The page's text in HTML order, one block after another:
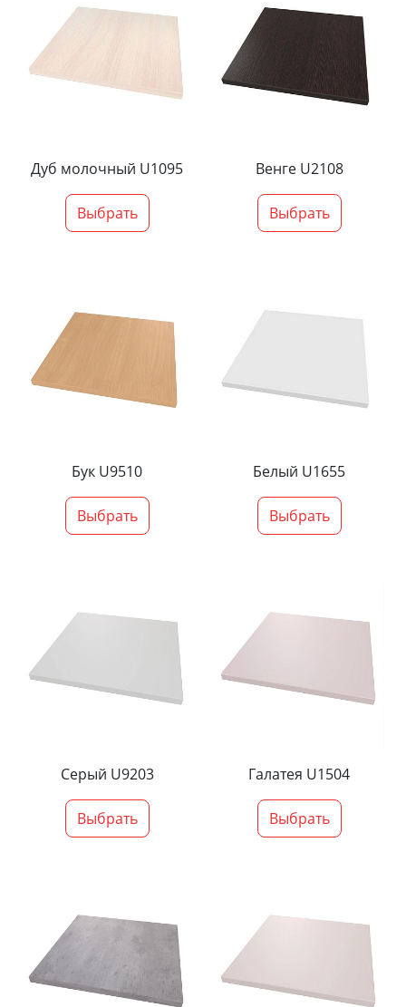
Дуб молочный U1095
Выбрать
Венге U2108
Выбрать
Бук U9510
Выбрать
Белый U1655
Выбрать
Серый U9203
Выбрать
Галатея U1504
Выбрать